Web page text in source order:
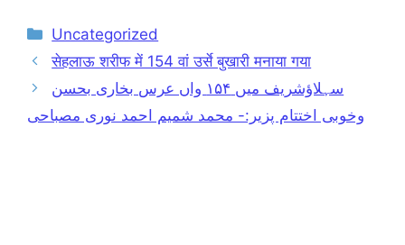
Categories
Uncategorized
सेहलाऊ शरीफ में 154 वां उर्से बुखारी मनाया गया
سہلاؤشریف میں ۱۵۴ واں عرس بخاری بحسن
وخوبی اختتام پزیر:- محمد شمیم احمد نوری مصباحی